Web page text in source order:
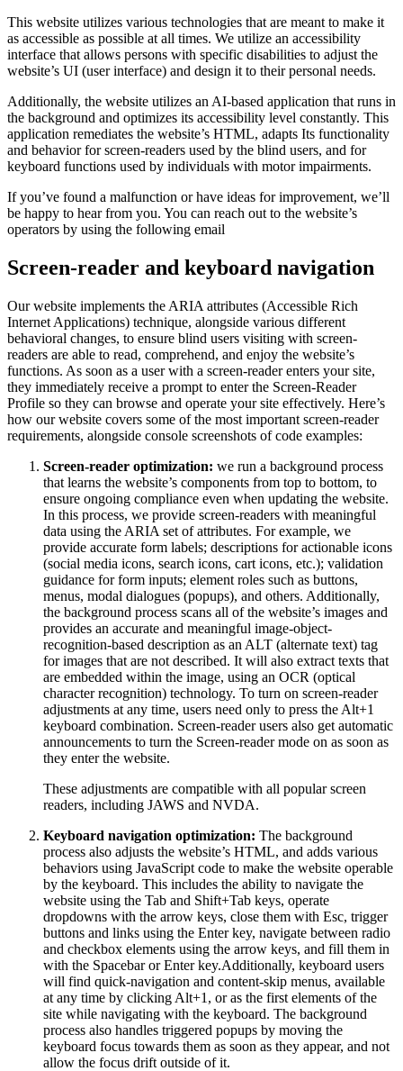
This website utilizes various technologies that are meant to make it
as accessible as possible at all times. We utilize an accessibility
interface that allows persons with specific disabilities to adjust the
website’s UI (user interface) and design it to their personal needs.
Additionally, the website utilizes an AI-based application that runs in
the background and optimizes its accessibility level constantly. This
application remediates the website’s HTML, adapts Its functionality
and behavior for screen-readers used by the blind users, and for
keyboard functions used by individuals with motor impairments.
If you’ve found a malfunction or have ideas for improvement, we’ll
be happy to hear from you. You can reach out to the website’s
operators by using the following email
Screen-reader and keyboard navigation
Our website implements the ARIA attributes (Accessible Rich
Internet Applications) technique, alongside various different
behavioral changes, to ensure blind users visiting with screen-
readers are able to read, comprehend, and enjoy the website’s
functions. As soon as a user with a screen-reader enters your site,
they immediately receive a prompt to enter the Screen-Reader
Profile so they can browse and operate your site effectively. Here’s
how our website covers some of the most important screen-reader
requirements, alongside console screenshots of code examples:
Screen-reader optimization: we run a background process
that learns the website’s components from top to bottom, to
ensure ongoing compliance even when updating the website.
In this process, we provide screen-readers with meaningful
data using the ARIA set of attributes. For example, we
provide accurate form labels; descriptions for actionable icons
(social media icons, search icons, cart icons, etc.); validation
guidance for form inputs; element roles such as buttons,
menus, modal dialogues (popups), and others. Additionally,
the background process scans all of the website’s images and
provides an accurate and meaningful image-object-
recognition-based description as an ALT (alternate text) tag
for images that are not described. It will also extract texts that
are embedded within the image, using an OCR (optical
character recognition) technology. To turn on screen-reader
adjustments at any time, users need only to press the Alt+1
keyboard combination. Screen-reader users also get automatic
announcements to turn the Screen-reader mode on as soon as
they enter the website.
These adjustments are compatible with all popular screen
readers, including JAWS and NVDA.
Keyboard navigation optimization: The background
process also adjusts the website’s HTML, and adds various
behaviors using JavaScript code to make the website operable
by the keyboard. This includes the ability to navigate the
website using the Tab and Shift+Tab keys, operate
dropdowns with the arrow keys, close them with Esc, trigger
buttons and links using the Enter key, navigate between radio
and checkbox elements using the arrow keys, and fill them in
with the Spacebar or Enter key.Additionally, keyboard users
will find quick-navigation and content-skip menus, available
at any time by clicking Alt+1, or as the first elements of the
site while navigating with the keyboard. The background
process also handles triggered popups by moving the
keyboard focus towards them as soon as they appear, and not
allow the focus drift outside of it.